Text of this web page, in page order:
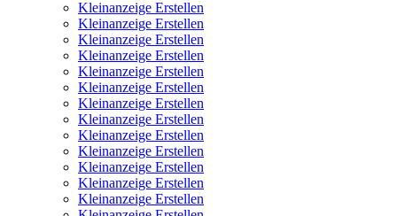
Kleinanzeige Erstellen
Kleinanzeige Erstellen
Kleinanzeige Erstellen
Kleinanzeige Erstellen
Kleinanzeige Erstellen
Kleinanzeige Erstellen
Kleinanzeige Erstellen
Kleinanzeige Erstellen
Kleinanzeige Erstellen
Kleinanzeige Erstellen
Kleinanzeige Erstellen
Kleinanzeige Erstellen
Kleinanzeige Erstellen